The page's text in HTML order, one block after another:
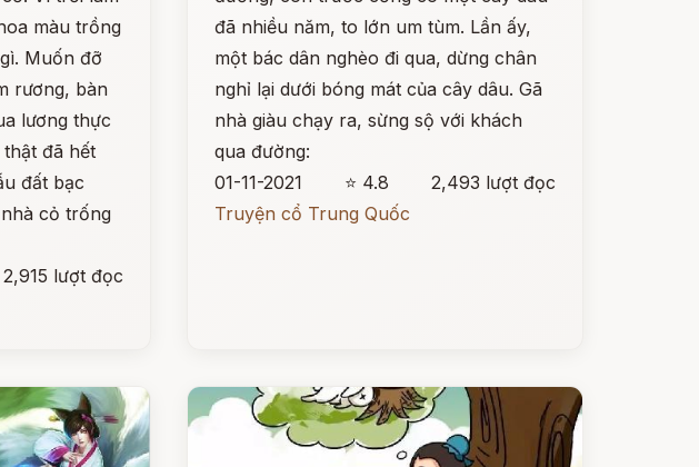
màu trồng
Muốn đỡ
rương, bàn
lương thực
thật đã hết
đất bạc
cỏ trống
2,915 lượt đọc
đã nhiều năm, to lớn um tùm. Lần ấy,
một bác dân nghèo đi qua, dừng chân
nghỉ lại dưới bóng mát của cây dâu. Gã
nhà giàu chạy ra, sừng sộ với khách
qua đường:
01-11-2021
⭐ 4.8
2,493 lượt đọc
Truyện cổ Trung Quốc